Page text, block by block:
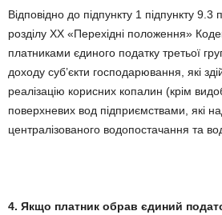
Відповідно до підпункту 1 підпункту 9.3
розділу ХХ «Перехідні положення»
платниками єдиного податку третьої
доходу суб’єкти господарювання, які
реалізацію корисних копалин (крім
поверхневих вод підприємствами, які
централізованого водопостачання та
4. Якщо платник обрав єдиний